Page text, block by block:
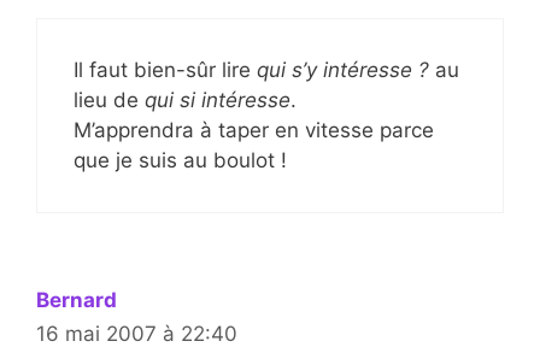
Il faut bien-sûr lire qui s’y intéresse ? au
lieu de qui si intéresse.
M’apprendra à taper en vitesse parce
que je suis au boulot !
Bernard
16 mai 2007 à 22:40